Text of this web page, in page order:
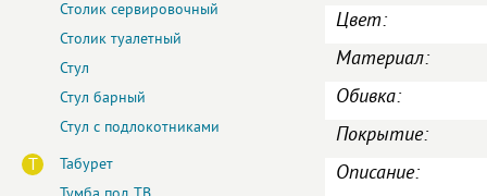
Столик сервировочный
Столик туалетный
Стул
Стул барный
Стул с подлокотниками
Т
Табурет
Цвет:
Материал:
Обивка:
Покрытие:
Описание: